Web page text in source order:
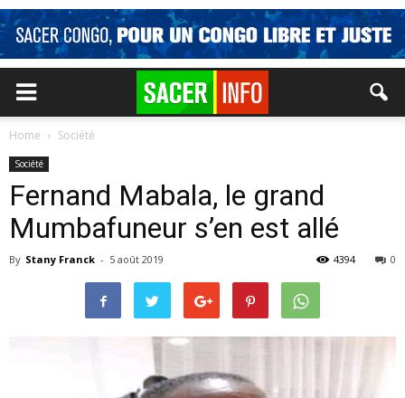
Home Société
Société
Fernand Mabala, le grand
Mumbafuneur s’en est allé
By Stany Franck - 5 août 2019 0
4394